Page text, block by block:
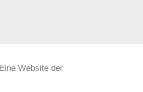
Eine Website der